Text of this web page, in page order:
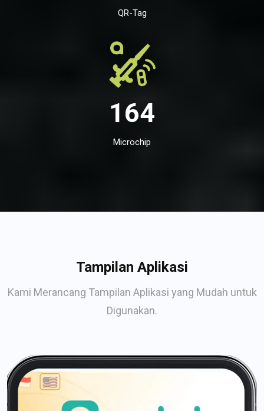
QR-Tag
164
Microchip
Tampilan Aplikasi
Kami Merancang Tampilan Aplikasi yang Mudah untuk
Digunakan.